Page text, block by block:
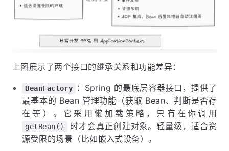
上图展示了两个接口的继承关系和功能差异：
BeanFactory
：Spring 的最底层容器接口，提供了
最基本的 Bean 管理功能（获取 Bean、判断是否存
在等）。它采用懒加载策略，只有在你调用
getBean()
时才会真正创建对象。轻量级，适合资
源受限的场景（比如嵌入式设备）。